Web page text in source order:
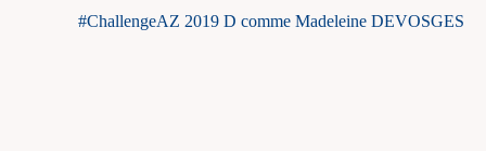
#ChallengeAZ 2019 D comme Madeleine DEVOSGES